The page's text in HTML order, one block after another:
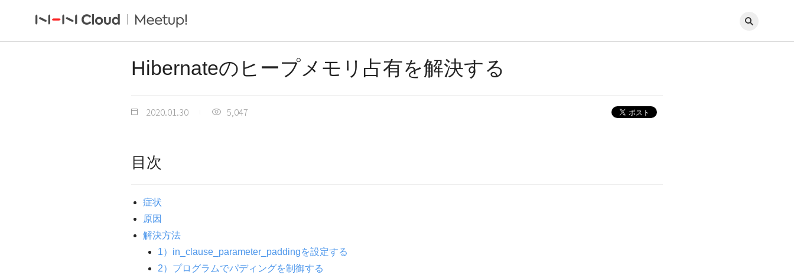
Hibernateのヒープメモリ占有を解決する
2020.01.30 5,047
目次
症状
原因
解決方法
1）in_clause_parameter_paddingを設定する
2）プログラムでパディングを制御する